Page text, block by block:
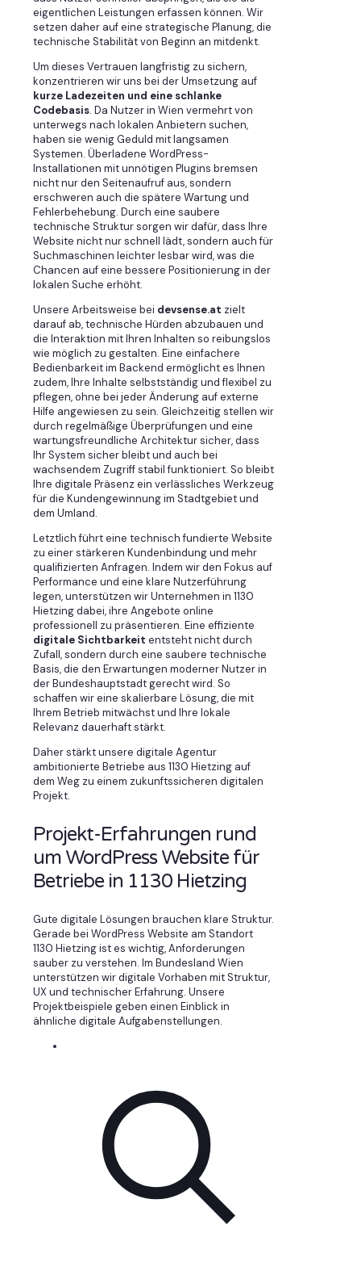
eigentlichen Leistungen erfassen können. Wir
setzen daher auf eine strategische Planung, die
technische Stabilität von Beginn an mitdenkt.
Um dieses Vertrauen langfristig zu sichern,
konzentrieren wir uns bei der Umsetzung auf
kurze Ladezeiten und eine schlanke
Codebasis. Da Nutzer in Wien vermehrt von
unterwegs nach lokalen Anbietern suchen,
haben sie wenig Geduld mit langsamen
Systemen. Überladene WordPress-
Installationen mit unnötigen Plugins bremsen
nicht nur den Seitenaufruf aus, sondern
erschweren auch die spätere Wartung und
Fehlerbehebung. Durch eine saubere
technische Struktur sorgen wir dafür, dass Ihre
Website nicht nur schnell lädt, sondern auch für
Suchmaschinen leichter lesbar wird, was die
Chancen auf eine bessere Positionierung in der
lokalen Suche erhöht.
Unsere Arbeitsweise bei devsense.at zielt
darauf ab, technische Hürden abzubauen und
die Interaktion mit Ihren Inhalten so reibungslos
wie möglich zu gestalten. Eine einfachere
Bedienbarkeit im Backend ermöglicht es Ihnen
zudem, Ihre Inhalte selbstständig und flexibel zu
pflegen, ohne bei jeder Änderung auf externe
Hilfe angewiesen zu sein. Gleichzeitig stellen wir
durch regelmäßige Überprüfungen und eine
wartungsfreundliche Architektur sicher, dass
Ihr System sicher bleibt und auch bei
wachsendem Zugriff stabil funktioniert. So bleibt
Ihre digitale Präsenz ein verlässliches Werkzeug
für die Kundengewinnung im Stadtgebiet und
dem Umland.
Letztlich führt eine technisch fundierte Website
zu einer stärkeren Kundenbindung und mehr
qualifizierten Anfragen. Indem wir den Fokus auf
Performance und eine klare Nutzerführung
legen, unterstützen wir Unternehmen in 1130
Hietzing dabei, ihre Angebote online
professionell zu präsentieren. Eine effiziente
digitale Sichtbarkeit entsteht nicht durch
Zufall, sondern durch eine saubere technische
Basis, die den Erwartungen moderner Nutzer in
der Bundeshauptstadt gerecht wird. So
schaffen wir eine skalierbare Lösung, die mit
Ihrem Betrieb mitwächst und Ihre lokale
Relevanz dauerhaft stärkt.
Daher stärkt unsere digitale Agentur
ambitionierte Betriebe aus 1130 Hietzing auf
dem Weg zu einem zukunftssicheren digitalen
Projekt.
Projekt-Erfahrungen rund
um WordPress Website für
Betriebe in 1130 Hietzing
Gute digitale Lösungen brauchen klare Struktur.
Gerade bei WordPress Website am Standort
1130 Hietzing ist es wichtig, Anforderungen
sauber zu verstehen. Im Bundesland Wien
unterstützen wir digitale Vorhaben mit Struktur,
UX und technischer Erfahrung. Unsere
Projektbeispiele geben einen Einblick in
ähnliche digitale Aufgabenstellungen.